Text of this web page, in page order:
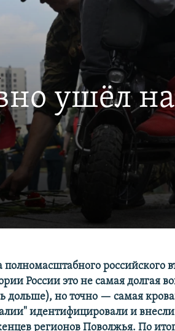
ушёл
российского
России это не самая долгая
дольше), но точно — самая
идентифицировали и
регионов Поволжья. По